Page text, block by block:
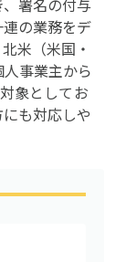
署名の付与
の業務をデ
米（米国・
事業主から
象としてお
も対応しや